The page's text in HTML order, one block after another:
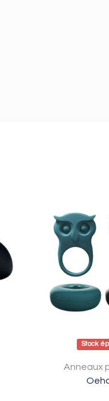
Stock
Anneaux